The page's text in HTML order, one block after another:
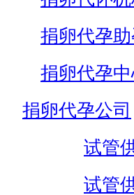
捐卵代孕
捐卵代孕
捐卵代孕公司
试管
试管